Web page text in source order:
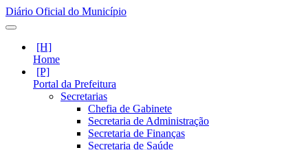
Diário Oficial do Município
Home
Portal da Prefeitura
Secretarias
Chefia de Gabinete
Secretaria de Administração
Secretaria de Finanças
Secretaria de Saúde